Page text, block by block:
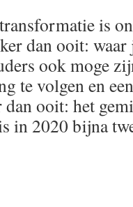
is
dan ooit:
ook moge
te volgen en
ooit: het
in 2020 bijna